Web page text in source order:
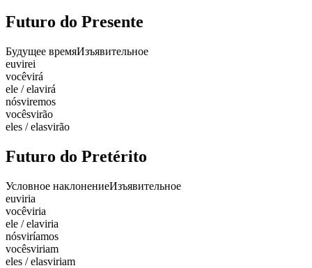
Futuro do Presente
Будущее времяИзъявительное
euvirei
vocêvirá
ele / elavirá
nósviremos
vocêsvirão
eles / elasvirão
Futuro do Pretérito
Условное наклонениеИзъявительное
euviria
vocêviria
ele / elaviria
nósviríamos
vocêsviriam
eles / elasviriam